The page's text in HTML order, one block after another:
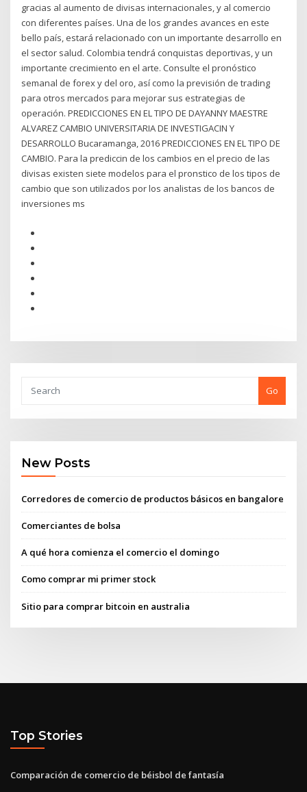
gracias al aumento de divisas internacionales, y al comercio
con diferentes países. Una de los grandes avances en este
bello país, estará relacionado con un importante desarrollo en
el sector salud. Colombia tendrá conquistas deportivas, y un
importante crecimiento en el arte. Consulte el pronóstico
semanal de forex y del oro, así como la previsión de trading
para otros mercados para mejorar sus estrategias de
operación. PREDICCIONES EN EL TIPO DE DAYANNY MAESTRE
ALVAREZ CAMBIO UNIVERSITARIA DE INVESTIGACIN Y
DESARROLLO Bucaramanga, 2016 PREDICCIONES EN EL TIPO DE
CAMBIO. Para la prediccin de los cambios en el precio de las
divisas existen siete modelos para el pronstico de los tipos de
cambio que son utilizados por los analistas de los bancos de
inversiones ms
Go
New Posts
Corredores de comercio de productos básicos en bangalore
Comerciantes de bolsa
A qué hora comienza el comercio el domingo
Como comprar mi primer stock
Sitio para comprar bitcoin en australia
Top Stories
Comparación de comercio de béisbol de fantasía